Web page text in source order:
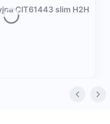
CIT61443 slim H2H